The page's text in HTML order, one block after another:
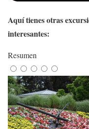
Aquí tienes otras
interesantes:
Resumen